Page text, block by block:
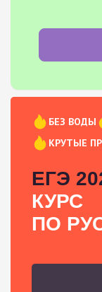
БЕЗ ВОДЫ
КРУТЫЕ
ЕГЭ
КУРС
ПО